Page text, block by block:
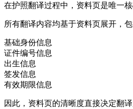
在护照翻译过程中，资料页是唯一核
所有翻译内容均基于资料页展开，包
基础身份信息
证件编号信息
出生信息
签发信息
有效期限信息
因此，资料页的清晰度直接决定翻译